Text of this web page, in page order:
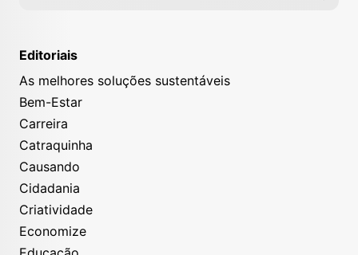
Editoriais
As melhores soluções sustentáveis
Bem-Estar
Carreira
Catraquinha
Causando
Cidadania
Criatividade
Economize